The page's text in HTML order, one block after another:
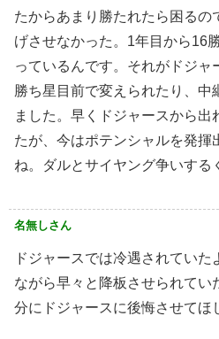
たからあまり勝たれたら困るの
げさせなかった。1年目から16
っているんです。それがドジャ
勝ち星目前で変えられたり、中
ました。早くドジャースから出
たが、今はポテンシャルを発揮
ね。ダルとサイヤング争いする
名無しさん
ドジャースでは冷遇されてい
ながら早々と降板させられてい
分にドジャースに後悔させてほ